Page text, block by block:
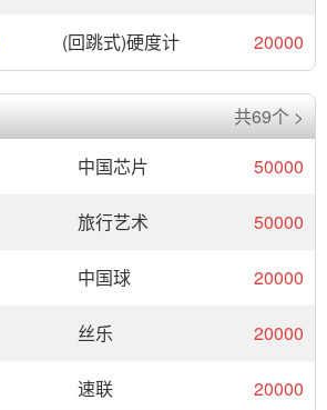
(回跳式)硬度计 20000
共69个 >
中国芯片 50000
旅行艺术 50000
中国球 20000
丝乐 20000
速联 20000